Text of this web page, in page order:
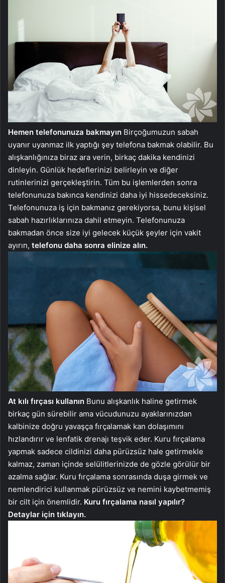
Hemen telefonunuza bakmayın Birçoğumuzun sabah
uyanır uyanmaz ilk yaptığı şey telefona bakmak olabilir. Bu
alışkanlığınıza biraz ara verin, birkaç dakika kendinizi
dinleyin. Günlük hedeflerinizi belirleyin ve diğer
rutinlerinizi gerçekleştirin. Tüm bu işlemlerden sonra
telefonunuza bakınca kendinizi daha iyi hissedeceksiniz.
Telefonunuza iş için bakmanız gerekiyorsa, bunu kişisel
sabah hazırlıklarınıza dahil etmeyin. Telefonunuza
bakmadan önce size iyi gelecek küçük şeyler için vakit
ayırın, telefonu daha sonra elinize alın.
At kılı fırçası kullanın Bunu alışkanlık haline getirmek
birkaç gün sürebilir ama vücudunuzu ayaklarınızdan
kalbinize doğru yavaşça fırçalamak kan dolaşımını
hızlandırır ve lenfatik drenajı teşvik eder. Kuru fırçalama
yapmak sadece cildinizi daha pürüzsüz hale getirmekle
kalmaz, zaman içinde selülitlerinizde de gözle görülür bir
azalma sağlar. Kuru fırçalama sonrasında duşa girmek ve
nemlendirici kullanmak pürüzsüz ve nemini kaybetmemiş
bir cilt için önemlidir. Kuru fırçalama nasıl yapılır?
Detaylar için tıklayın.